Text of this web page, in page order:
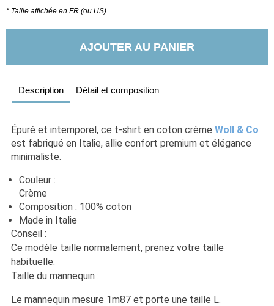
* Taille affichée en FR (ou US)
AJOUTER AU PANIER
Description Détail et composition
Épuré et intemporel, ce t-shirt en coton crème Woll & Co
est fabriqué en Italie, allie confort premium et élégance
minimaliste.
Couleur :
Composition : 100% coton
Made in Italie
Conseil :
Ce modèle taille normalement, prenez votre taille
habituelle.
Taille du mannequin :
Le mannequin mesure 1m87 et porte une taille L.